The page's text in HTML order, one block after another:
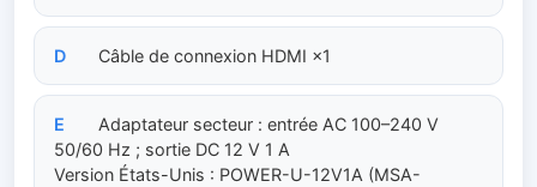
D Câble de connexion HDMI ×1
E
Adaptateur secteur : entrée AC 100–240 V
50/60 Hz ; sortie DC 12 V 1 A
Version États-Unis : POWER-U-12V1A (MSA-